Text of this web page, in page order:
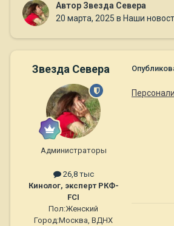
Автор Звезда Севера
20 марта, 2025 в Наши
Звезда Севера
Администраторы
26,8 тыс
Кинолог, эксперт РКФ-
FCI
Пол:Женский
Город:Москва, ВДНХ